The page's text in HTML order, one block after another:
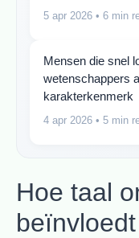
5 apr 2026 • 6 min
Mensen die snel
wetenschappers
karakterkenmerk
4 apr 2026 • 5 min
Hoe taal
beïnvloedt